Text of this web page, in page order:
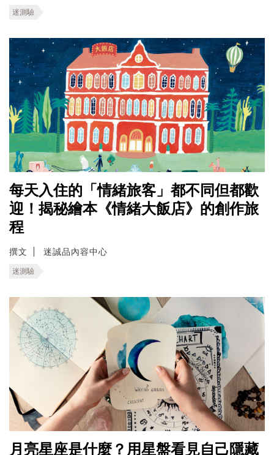
迷測驗
每天入住的「情緒旅客」都不同但都歡
迎！揭秘繪本《情緒大飯店》的創作旅
程
撰文 迷誠品內容中心
迷測驗
月亮星座是什麼？用星盤看見自己隱藏